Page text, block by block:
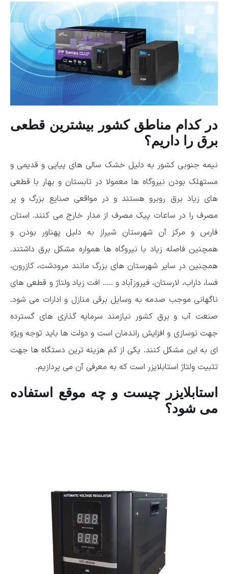
در کدام مناطق کشور بیشترین قطعی
برق را داریم؟
نیمه جنوبی کشور به دلیل خشک سالی های پیاپی و قدیمی و
مستهلک بودن نیروگاه ها معمولا در تابستان و بهار با قطعی
های زیاد برق روبرو هستند و در مواقعی صنایع بزرگ و پر
مصرف را در ساعات پیک مصرف از مدار خارج می کنند. استان
فارس و مرکز آن شهرستان شیراز به دلیل پهناور بودن و
همچنین فاصله زیاد با نیروگاه ها همواره مشکل برق داشتند.
همچنین در سایر شهرستان های بزرگ مانند مرودشت، کازرون،
فسا، داراب، لارستان، فیروزآباد و ….. افت زیاد ولتاژ و قطعی های
ناگهانی موجب صدمه به وسایل برقی منازل و ادارات می شود.
صنعت آب و برق کشور نیازمند سرمایه گذاری های گسترده
جهت نوسازی و افزایش راندمان است و دولت ها باید توجه ویژه
ای به این مشکل کنند. یکی از کم هزینه ترین دستگاه ها جهت
تثبیت ولتاژ استابلایزر است که به معرفی آن می پردازیم.
استابلایزر چیست و چه موقع استفاده
می شود؟